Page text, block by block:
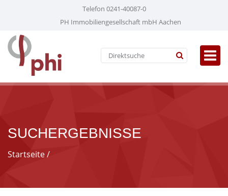
Telefon 0241-40087-0
PH Immobiliengesellschaft mbH Aachen
SUCHERGEBNISSE
Startseite/